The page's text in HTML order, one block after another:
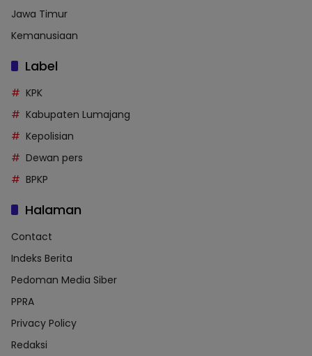
Jawa Timur
Kemanusiaan
Label
KPK
Kabupaten Lumajang
Kepolisian
Dewan pers
BPKP
Halaman
Contact
Indeks Berita
Pedoman Media Siber
PPRA
Privacy Policy
Redaksi